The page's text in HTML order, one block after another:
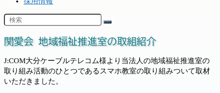
関愛会 地域福祉推進室の取組紹介
J:COM大分ケーブルテレコム様より当法人の地域福祉推進室の
取り組み活動のひとつであるスマホ教室の取り組みついて取材
いただきました。